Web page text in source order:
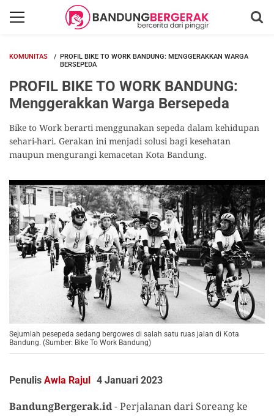
KOMUNITAS
PROFIL BIKE TO WORK BANDUNG: MENGGERAKKAN WARGA
BERSEPEDA
PROFIL BIKE TO WORK BANDUNG:
Menggerakkan Warga Bersepeda
Bike to Work berarti menggunakan sepeda dalam kehidupan
sehari-hari. Gerakan ini menjadi solusi bagi kesehatan
maupun mengurangi kemacetan Kota Bandung.
Sejumlah pesepeda sedang bergowes di salah satu ruas jalan di Kota
Bandung. (Sumber: Bike To Work Bandung)
Penulis Awla Rajul 4 Januari 2023
BandungBergerak.id-Perjalanan dari Soreang ke